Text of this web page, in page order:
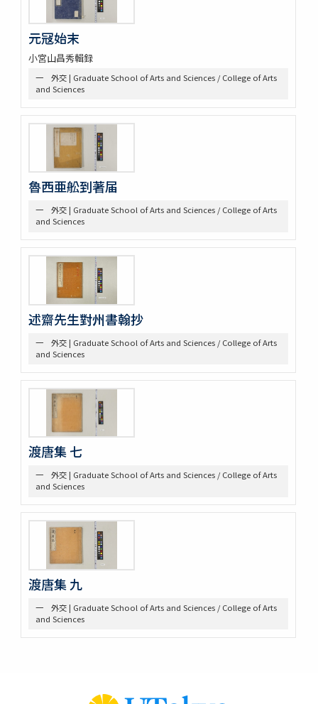
二 図面
小船
軍船
荷船
洋式船
第八部門 雑
二 陸戦
三 陰陽道等
参考資料
一 海軍文庫蔵書
二 駒場図書館蔵書
元冦始末
小宮山昌秀輯録
一 外交 | Graduate School of Arts and Sciences / College of Arts
and Sciences
魯西亜舩到著届
一 外交 | Graduate School of Arts and Sciences / College of Arts
and Sciences
述齋先生對州書翰抄
一 外交 | Graduate School of Arts and Sciences / College of Arts
and Sciences
渡唐集 七
一 外交 | Graduate School of Arts and Sciences / College of Arts
and Sciences
渡唐集 九
一 外交 | Graduate School of Arts and Sciences / College of Arts
and Sciences